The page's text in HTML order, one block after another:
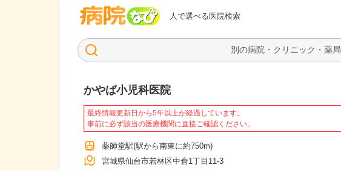
人で選べる医院検索
病院なび
かやば小児科医院
最終情報更新日から5年以上が経過しています。
事前に必ず該当の医療機関に直接ご確認ください。
薬師堂駅(駅から南東に約750m)
宮城県仙台市若林区中倉1丁目11-3